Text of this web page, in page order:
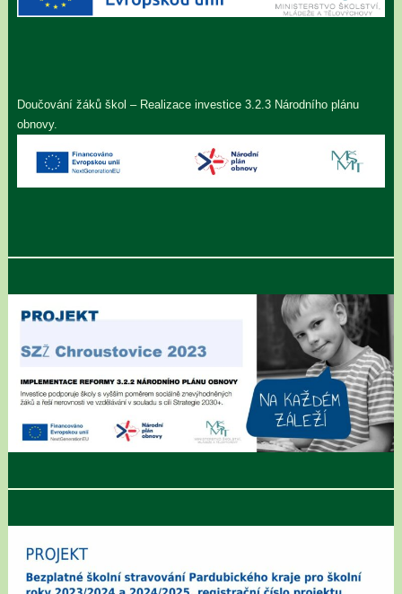
Doučování žáků škol – Realizace investice 3.2.3 Národního plánu
obnovy.